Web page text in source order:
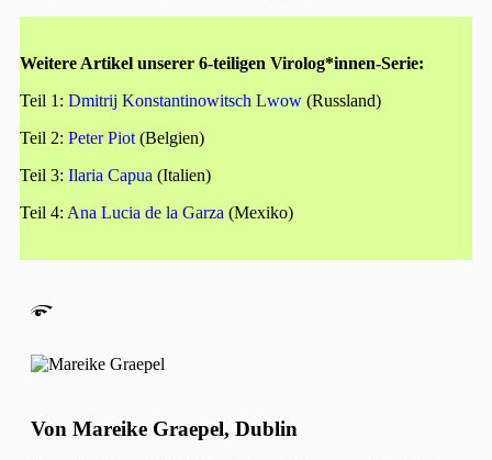
Weitere Artikel unserer 6-teiligen Virolog*innen-Serie:
Teil 1: Dmitrij Konstantinowitsch Lwow (Russland)
Teil 2: Peter Piot (Belgien)
Teil 3: Ilaria Capua (Italien)
Teil 4: Ana Lucia de la Garza (Mexiko)
Von Mareike Graepel, Dublin